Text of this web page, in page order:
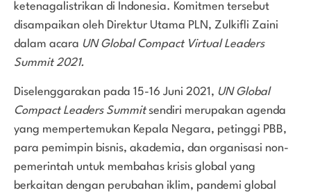
ketenagalistrikan di Indonesia. Komitmen tersebut
disampaikan oleh Direktur Utama PLN, Zulkifli Zaini
dalam acara UN Global Compact Virtual Leaders
Summit 2021.
Diselenggarakan pada 15-16 Juni 2021, UN Global
Compact Leaders Summitsendiri merupakan agenda
yang mempertemukan Kepala Negara, petinggi PBB,
para pemimpin bisnis, akademia, dan organisasi non-
pemerintah untuk membahas krisis global yang
berkaitan dengan perubahan iklim, pandemi global